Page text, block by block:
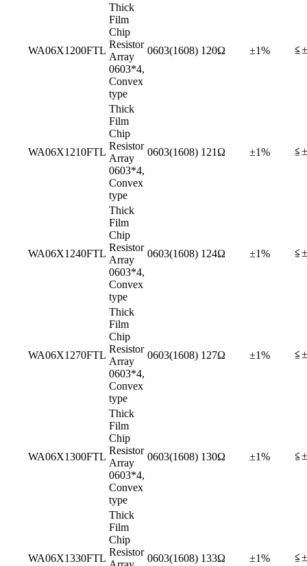
WA06X1200FTL
Thick
Film
Chip
Resistor
Array
0603*4,
Convex
type
0603(1608) 120Ω ±1%
WA06X1210FTL
Thick
Film
Chip
Resistor
Array
0603*4,
Convex
type
0603(1608) 121Ω ±1%
WA06X1240FTL
Thick
Film
Chip
Resistor
Array
0603*4,
Convex
type
0603(1608) 124Ω ±1%
WA06X1270FTL
Thick
Film
Chip
Resistor
Array
0603*4,
Convex
type
0603(1608) 127Ω ±1%
WA06X1300FTL
Thick
Film
Chip
Resistor
Array
0603*4,
Convex
type
0603(1608) 130Ω ±1%
WA06X1330FTL
Thick
Film
Chip
Resistor
0603(1608) 133Ω ±1%